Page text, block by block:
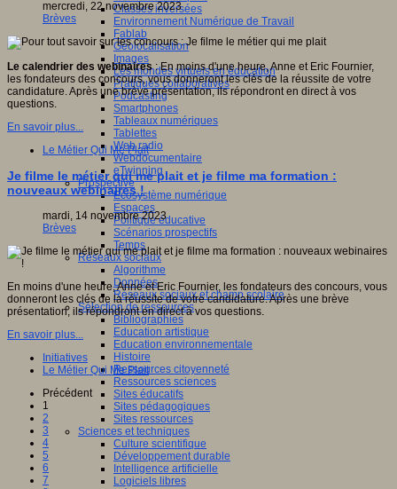
Classes inversées
Environnement Numérique de Travail
Fablab
Géolocalisation
Images
Les mondes virtuels en éducation
Pratiques collaboratives
Podcasting
Smartphones
Tableaux numériques
Tablettes
Web radio
Webdocumentaire
eTwinning
Prospective
Ecosystème numérique
Espaces
Politique éducative
Scénarios prospectifs
Temps
Réseaux sociaux
Algorithme
Données
Réseaux sociaux et champ scolaire
Sélection de ressources
Bibliographies
Education artistique
Education environnementale
Histoire
Ressources citoyenneté
Ressources sciences
Sites éducatifs
Sites pédagogiques
Sites ressources
Sciences et techniques
Culture scientifique
Développement durable
Intelligence artificielle
Logiciels libres
mercredi, 22 novembre 2023
Brèves
Le calendrier des webinaires: En moins d'une heure, Anne et Eric Fournier,
les fondateurs des concours, vous donneront les clés de la réussite de votre
candidature. Après une brève présentation, ils répondront en direct à vos
questions.
En savoir plus...
Le Métier Qui Me Plait
Je filme le métier qui me plait et je filme ma formation :
nouveaux webinaires !
mardi, 14 novembre 2023
Brèves
En moins d'une heure, Anne et Eric Fournier, les fondateurs des concours, vous
donneront les clés de la réussite de votre candidature. Après une brève
présentation, ils répondront en direct à vos questions.
En savoir plus...
Initiatives
Le Métier Qui Me Plait
Précédent
1
2
3
4
5
6
7